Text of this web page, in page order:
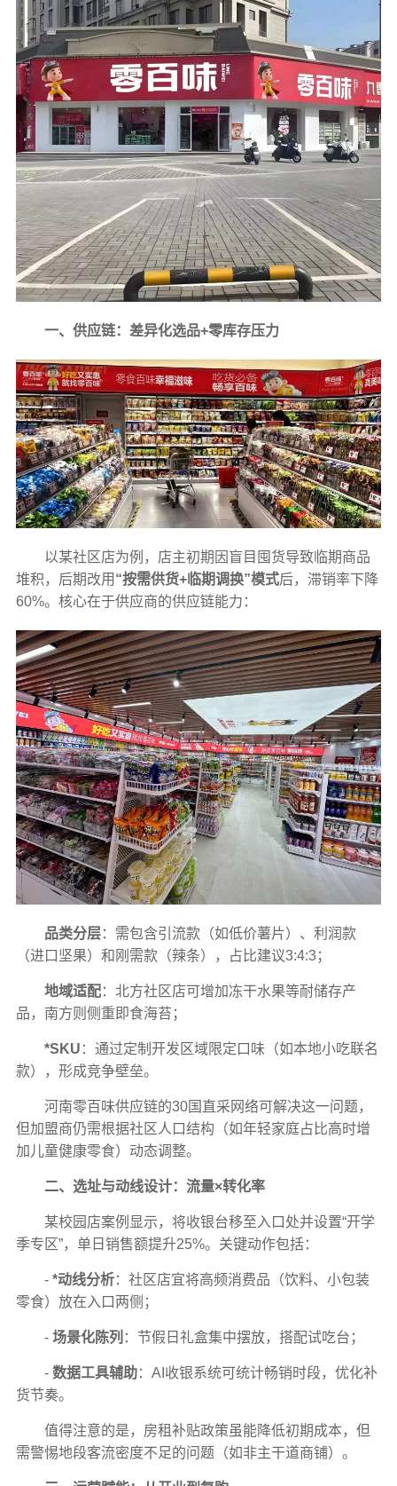
一、供应链：差异化选品+零库存压力
以某社区店为例，店主初期因盲目囤货导致临期商品
堆积，后期改用 “按需供货+临期调换”模式后，滞销率下降
60%。核心在于供应商的供应链能力：
品类分层：需包含引流款（如低价薯片）、利润款
（进口坚果）和刚需款（辣条），占比建议3:4:3；
地域适配：北方社区店可增加冻干水果等耐储存产
品，南方则侧重即食海苔；
*SKU ：通过定制开发区域限定口味（如本地小吃联名
款），形成竞争壁垒。
河南零百味供应链的30国直采网络可解决这一问题，
但加盟商仍需根据社区人口结构（如年轻家庭占比高时增
加儿童健康零食）动态调整。
二、选址与动线设计：流量×转化率
某校园店案例显示，将收银台移至入口处并设置“开学
季专区”，单日销售额提升25%。关键动作包括：
- *动线分析：社区店宜将高频消费品（饮料、小包装
零食）放在入口两侧；
- 场景化陈列 ：节假日礼盒集中摆放，搭配试吃台；
- 数据工具辅助：AI收银系统可统计畅销时段，优化补
货节奏。
值得注意的是，房租补贴政策虽能降低初期成本，但
需警惕地段客流密度不足的问题（如非主干道商铺）。